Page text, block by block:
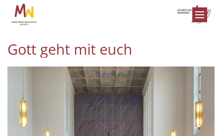
Zum Inhalt springen
Gott geht mit euch